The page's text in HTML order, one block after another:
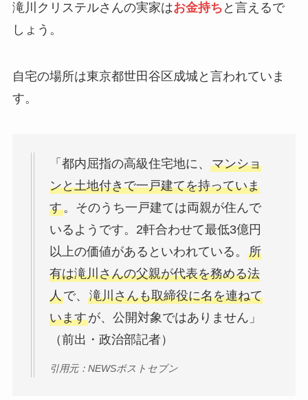
滝川クリステルさんの実家はお金持ち と言えるで
しょう。
自宅の場所は東京都世田谷区成城と言われていま
す。
「都内屈指の高級住宅地に、 マンショ
ンと土地付きで一戸建てを持っていま
す。そのうち一戸建ては両親が住んで
いるようです。2軒合わせて最低3億円
以上の価値があるといわれている。 所
有は滝川さんの父親が代表を務める法
人で、 滝川さんも取締役に名を連ねて
いますが、公開対象ではありません」
（前出・政治部記者）
引用元：NEWSポストセブン